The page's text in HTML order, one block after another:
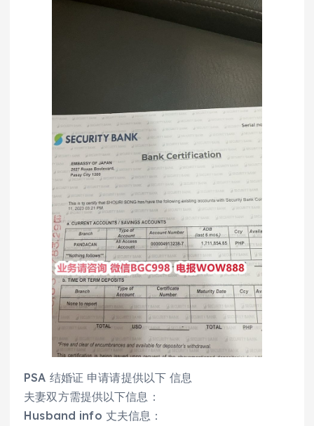
PSA 结婚证 申请请提供以下 信息
夫妻双方需提供以下信息：
Husband info 丈夫信息：